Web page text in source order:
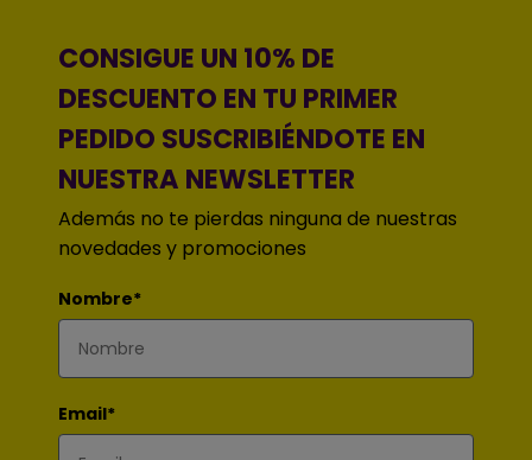
CONSIGUE UN 10% DE
DESCUENTO EN TU PRIMER
PEDIDO SUSCRIBIÉNDOTE EN
NUESTRA NEWSLETTER
novedades y promociones